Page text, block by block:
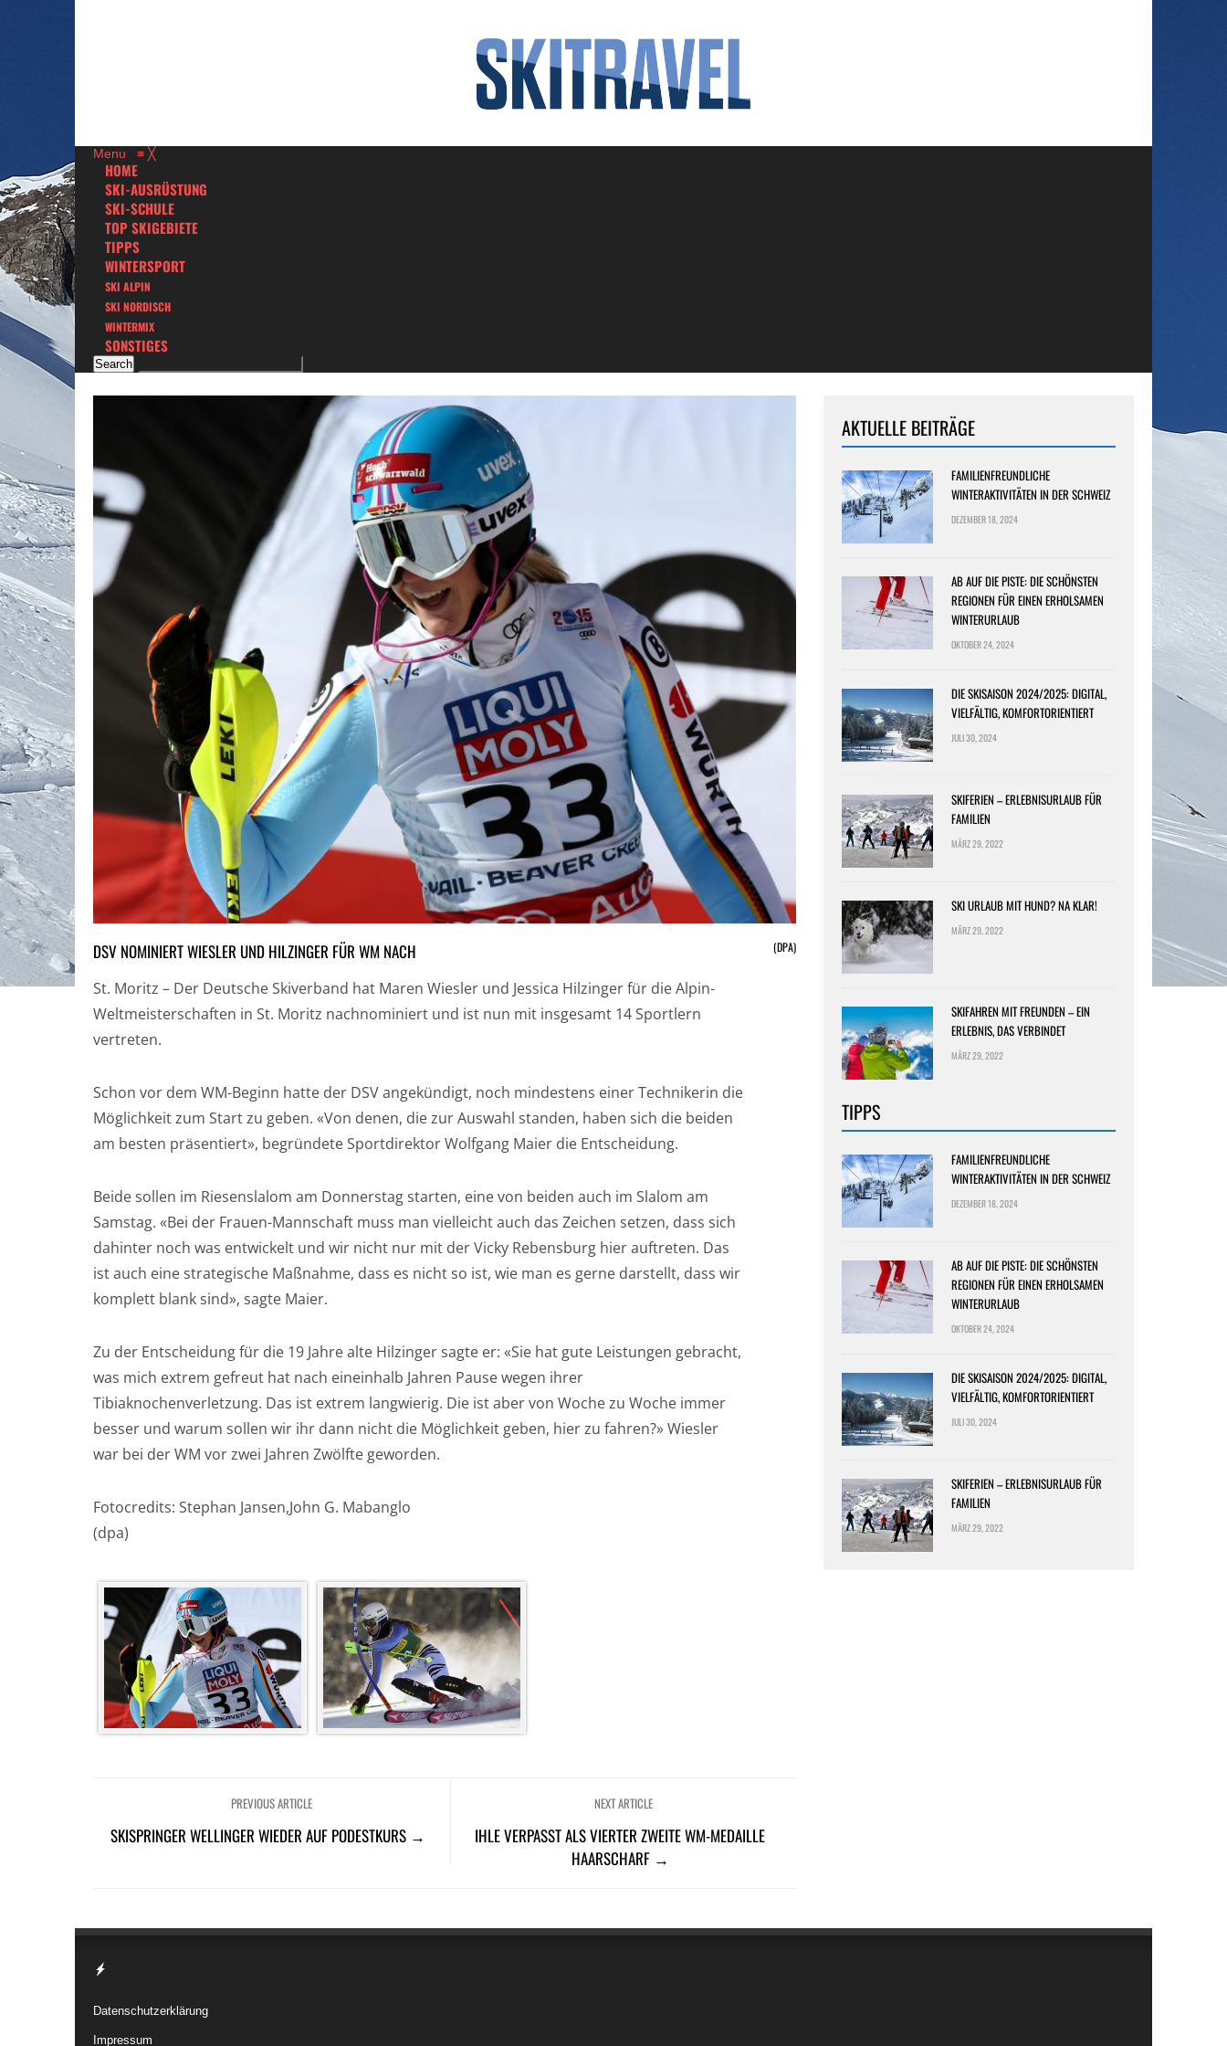
Menu ≡ ╳
HOME
SKI-AUSRÜSTUNG
SKI-SCHULE
TOP SKIGEBIETE
TIPPS
WINTERSPORT
SKI ALPIN
SKI NORDISCH
WINTERMIX
SONSTIGES
DSV NOMINIERT WIESLER UND HILZINGER FÜR WM NACH (DPA)
St. Moritz – Der Deutsche Skiverband hat Maren Wiesler und Jessica Hilzinger für die Alpin-
Weltmeisterschaften in St. Moritz nachnominiert und ist nun mit insgesamt 14 Sportlern
vertreten.
Schon vor dem WM-Beginn hatte der DSV angekündigt, noch mindestens einer Technikerin die
Möglichkeit zum Start zu geben. «Von denen, die zur Auswahl standen, haben sich die beiden
am besten präsentiert», begründete Sportdirektor Wolfgang Maier die Entscheidung.
Beide sollen im Riesenslalom am Donnerstag starten, eine von beiden auch im Slalom am
Samstag. «Bei der Frauen-Mannschaft muss man vielleicht auch das Zeichen setzen, dass sich
dahinter noch was entwickelt und wir nicht nur mit der Vicky Rebensburg hier auftreten. Das
ist auch eine strategische Maßnahme, dass es nicht so ist, wie man es gerne darstellt, dass wir
komplett blank sind», sagte Maier.
Zu der Entscheidung für die 19 Jahre alte Hilzinger sagte er: «Sie hat gute Leistungen gebracht,
was mich extrem gefreut hat nach eineinhalb Jahren Pause wegen ihrer
Tibiaknochenverletzung. Das ist extrem langwierig. Die ist aber von Woche zu Woche immer
besser und warum sollen wir ihr dann nicht die Möglichkeit geben, hier zu fahren?» Wiesler
war bei der WM vor zwei Jahren Zwölfte geworden.
Fotocredits: Stephan Jansen,John G. Mabanglo
(dpa)
PREVIOUS ARTICLE
SKISPRINGER WELLINGER WIEDER AUF PODESTKURS →
NEXT ARTICLE
IHLE VERPASST ALS VIERTER ZWEITE WM-MEDAILLE
HAARSCHARF →
AKTUELLE BEITRÄGE
FAMILIENFREUNDLICHE
WINTERAKTIVITÄTEN IN DER SCHWEIZ
DEZEMBER 18, 2024
AB AUF DIE PISTE: DIE SCHÖNSTEN
REGIONEN FÜR EINEN ERHOLSAMEN
WINTERURLAUB
OKTOBER 24, 2024
DIE SKISAISON 2024/2025: DIGITAL,
VIELFÄLTIG, KOMFORTORIENTIERT
JULI 30, 2024
SKIFERIEN – ERLEBNISURLAUB FÜR
FAMILIEN
MÄRZ 29, 2022
SKI URLAUB MIT HUND? NA KLAR!
MÄRZ 29, 2022
SKIFAHREN MIT FREUNDEN – EIN
ERLEBNIS, DAS VERBINDET
MÄRZ 29, 2022
TIPPS
FAMILIENFREUNDLICHE
WINTERAKTIVITÄTEN IN DER SCHWEIZ
DEZEMBER 18, 2024
AB AUF DIE PISTE: DIE SCHÖNSTEN
REGIONEN FÜR EINEN ERHOLSAMEN
WINTERURLAUB
OKTOBER 24, 2024
DIE SKISAISON 2024/2025: DIGITAL,
VIELFÄLTIG, KOMFORTORIENTIERT
JULI 30, 2024
SKIFERIEN – ERLEBNISURLAUB FÜR
FAMILIEN
MÄRZ 29, 2022
Datenschutzerklärung
Impressum